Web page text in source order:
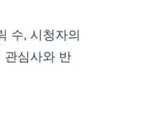
수, 시청자의
관심사와 반